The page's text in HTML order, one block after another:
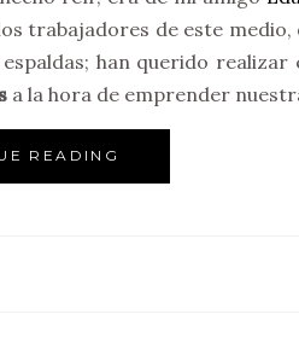
trabajadores de este medio,
han querido
a la hora de emprender
READING